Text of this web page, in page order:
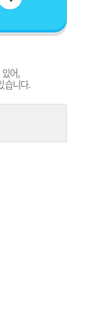
어,
습니다.